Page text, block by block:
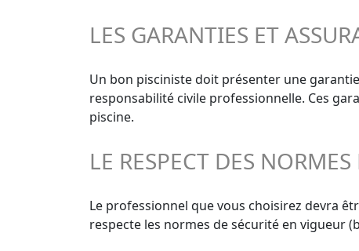
LES GARANTIES ET
Un bon pisciniste doit présenter une
responsabilité civile professionnelle. Ces
piscine.
LE RESPECT DES
Le professionnel que vous choisirez devra
respecte les normes de sécurité en vigueur